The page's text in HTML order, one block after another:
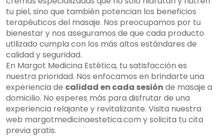
tu piel, sino que también potencian los beneficios
terapéuticos del masaje. Nos preocupamos por tu
bienestar y nos aseguramos de que cada producto
utilizado cumpla con los más altos estándares de
calidad y seguridad.
En Margot Medicina Estética, tu satisfacción es
nuestra prioridad. Nos enfocamos en brindarte una
experiencia de calidad en cada sesión de masaje a
domicilio. No esperes más para disfrutar de una
experiencia relajante y revitalizante. Visita nuestra
web margotmedicinaestetica.com y solicita tu cita
previa gratis.